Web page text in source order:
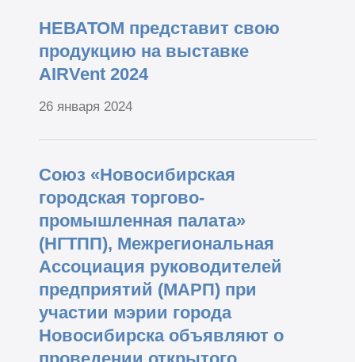
НЕВАТОМ представит свою
продукцию на выставке
AIRVent 2024
26 января 2024
Союз «Новосибирская
городская торгово-
промышленная палата»
(НГТПП), Межрегиональная
Ассоциация руководителей
предприятий (МАРП) при
участии мэрии города
Новосибирска объявляют о